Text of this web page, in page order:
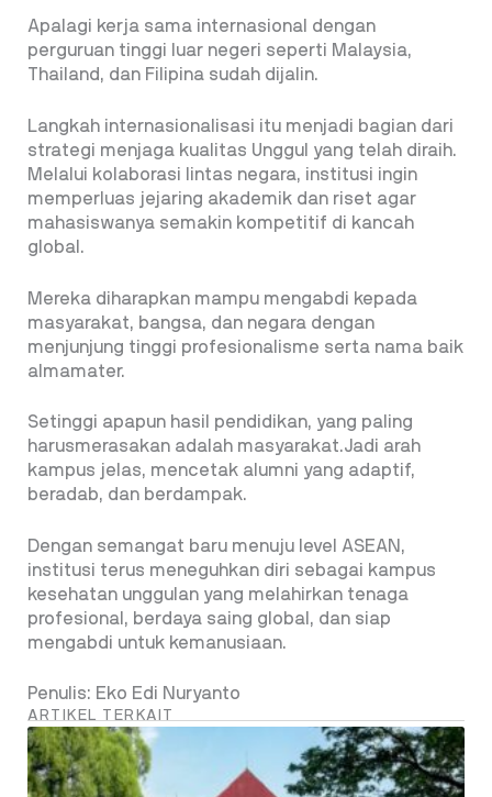
Apalagi kerja sama internasional dengan
perguruan tinggi luar negeri seperti Malaysia,
Thailand, dan Filipina sudah dijalin.
Langkah internasionalisasi itu menjadi bagian dari
strategi menjaga kualitas Unggul yang telah diraih.
Melalui kolaborasi lintas negara, institusi ingin
memperluas jejaring akademik dan riset agar
mahasiswanya semakin kompetitif di kancah
global.
Mereka diharapkan mampu mengabdi kepada
masyarakat, bangsa, dan negara dengan
menjunjung tinggi profesionalisme serta nama baik
almamater.
Setinggi apapun hasil pendidikan, yang paling
harusmerasakan adalah masyarakat.Jadi arah
kampus jelas, mencetak alumni yang adaptif,
beradab, dan berdampak.
Dengan semangat baru menuju level ASEAN,
institusi terus meneguhkan diri sebagai kampus
kesehatan unggulan yang melahirkan tenaga
profesional, berdaya saing global, dan siap
mengabdi untuk kemanusiaan.
Penulis: Eko Edi Nuryanto
ARTIKEL TERKAIT